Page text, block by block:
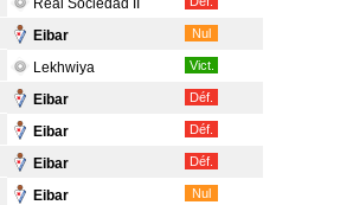
Real Sociedad II
Eibar Nul
Lekhwiya Vict.
Eibar Déf.
Eibar Déf.
Eibar Déf.
Eibar Nul